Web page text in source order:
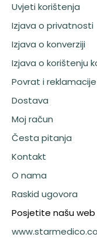
Uvjeti korištenja
Izjava o privatnosti
Izjava o konverziji
Izjava o korištenju
Povrat i reklamacije
Dostava
Moj račun
Česta pitanja
Kontakt
O nama
Raskid ugovora
Posjetite našu